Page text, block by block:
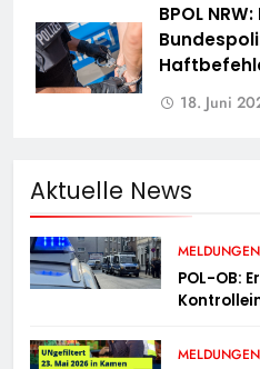
BPOL
18. Juni
Aktuelle News
MELDUNGEN
POL-OB:
MELDUNGEN